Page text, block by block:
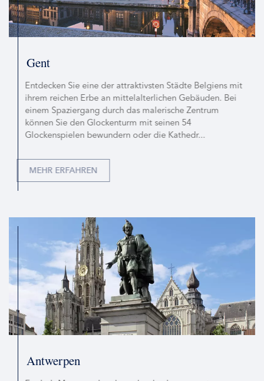
Gent
Entdecken Sie eine der attraktivsten Städte Belgiens mit
ihrem reichen Erbe an mittelalterlichen Gebäuden. Bei
einem Spaziergang durch das malerische Zentrum
können Sie den Glockenturm mit seinen 54
Glockenspielen bewundern oder die Kathedr...
MEHR ERFAHREN
Antwerpen